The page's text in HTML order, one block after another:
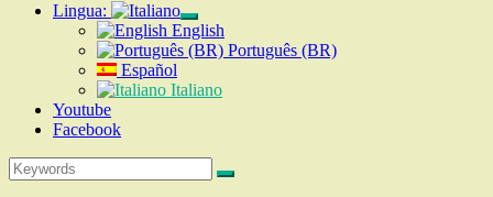
Lingua:
expand
child
menu
English
Português (BR)
Español
Italiano
Youtube
Facebook
Search
for:
Search